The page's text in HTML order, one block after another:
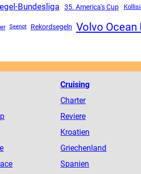
Bundesliga 35. America's Cup
Seenot Rekordsegeln Volvo Ocean
Cruising
Charter
Reviere
Kroatien
Griechenland
Spanien